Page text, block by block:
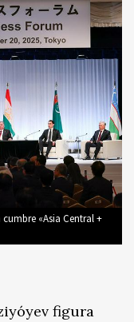
«Asia Central +
figura